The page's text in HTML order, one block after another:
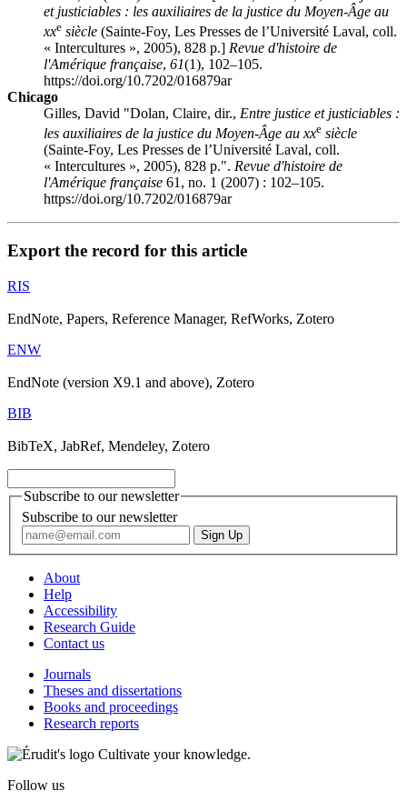
et justiciables : les auxiliaires de la justice du Moyen-Âge au
xxe siècle (Sainte-Foy, Les Presses de l’Université Laval, coll.
« Intercultures », 2005), 828 p.] Revue d'histoire de
l'Amérique française, 61(1), 102–105.
https://doi.org/10.7202/016879ar
Chicago
Gilles, David "Dolan, Claire, dir., Entre justice et justiciables :
les auxiliaires de la justice du Moyen-Âge auxxe siècle
(Sainte-Foy, Les Presses de l’Université Laval, coll.
« Intercultures », 2005), 828 p.". Revue d'histoire de
l'Amérique française 61, no. 1 (2007) : 102–105.
https://doi.org/10.7202/016879ar
Export the record for this article
RIS
EndNote, Papers, Reference Manager, RefWorks, Zotero
ENW
EndNote (version X9.1 and above), Zotero
BIB
BibTeX, JabRef, Mendeley, Zotero
Subscribe to our newsletter
Subscribe to our newsletter
About
Help
Accessibility
Research Guide
Contact us
Journals
Theses and dissertations
Books and proceedings
Research reports
Cultivate your knowledge.
Follow us